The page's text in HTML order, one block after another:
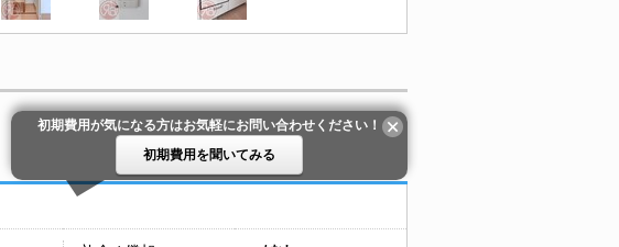
初期費用が気になる方はお気軽にお問い合わせください！
初期費用を聞いてみる